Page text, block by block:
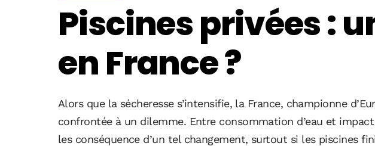
Piscines privées :
en France ?
Alors que la sécheresse s’intensifie, la France, championne
confrontée à un dilemme. Entre consommation d’eau et
les conséquence d’un tel changement, surtout si les piscines